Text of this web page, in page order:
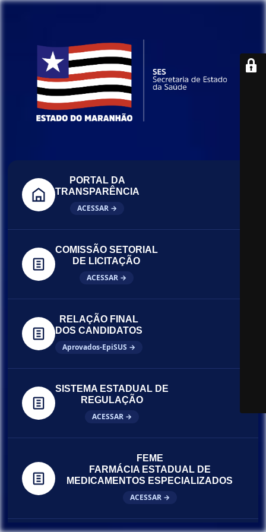
PORTAL DA
TRANSPARÊNCIA
ACESSAR →
COMISSÃO SETORIAL
DE LICITAÇÃO
ACESSAR →
RELAÇÃO FINAL
DOS CANDIDATOS
Aprovados-EpiSUS →
SISTEMA ESTADUAL DE
REGULAÇÃO
ACESSAR →
FEME
FARMÁCIA ESTADUAL DE
MEDICAMENTOS ESPECIALIZADOS
ACESSAR →